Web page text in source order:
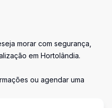
morar com segurança,
em Hortolândia.
ou agendar uma